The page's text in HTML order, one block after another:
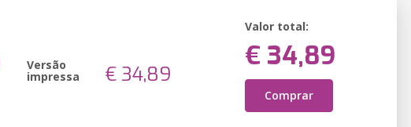
Versão
impressa € 34,89
Valor total:
€ 34,89
Comprar